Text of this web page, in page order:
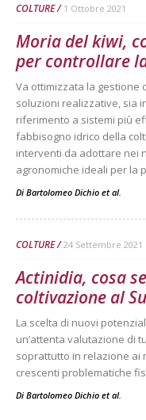
COLTURE 1 Ottobre 2021
Moria del kiwi,
per controllare
Va ottimizzata la gestione
soluzioni realizzative, sia
riferimento a sistemi più
fabbisogno idrico della
interventi da adottare nei
agronomiche ideali per la
Di Bartolomeo Dichio et al.
COLTURE 24 Settembre 2021
Actinidia, cosa
coltivazione al
La scelta di nuovi
un’attenta valutazione di
soprattutto in relazione ai
crescenti problematiche
Di Bartolomeo Dichio et al.